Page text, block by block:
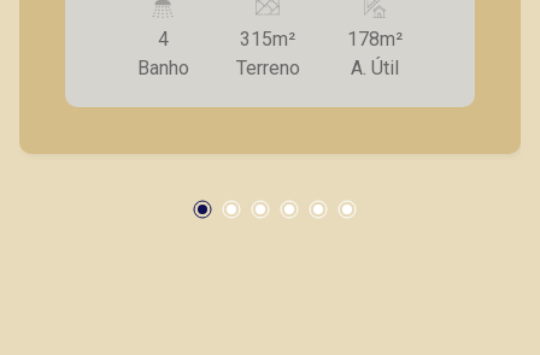
salas com ventilador de teto e ar condicionado; -
02 banheiros; - 04 vagas de estacionamento.
Seja para vender, alugar ou adquirir seu imóvel
entre em contato com a Piramid Imóveis, a sua
4
Banho
315m²
Terreno
178m²
A. Útil